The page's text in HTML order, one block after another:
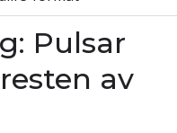
Pulsar
av